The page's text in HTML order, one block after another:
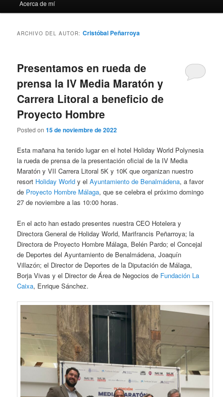
Acerca de mí
ARCHIVO DEL AUTOR:Cristóbal Peñarroya
Presentamos en rueda de
prensa la IV Media Maratón y
Carrera Litoral a beneficio de
Proyecto Hombre
Posted on15 de noviembre de 2022
Esta mañana ha tenido lugar en el hotel Holiday World Polynesia
la rueda de prensa de la presentación oficial de la IV Media
Maratón y VII Carrera Litoral 5K y 10K que organizan nuestro
resort Holiday World y elAyuntamiento de Benalmádena, a favor
de Proyecto Hombre Málaga, que se celebra el próximo domingo
27 de noviembre a las 10:00 horas.
En el acto han estado presentes nuestra CEO Hotelera y
Directora General de Holiday World, Marifrancis Peñarroya; la
Directora de Proyecto Hombre Málaga, Belén Pardo; el Concejal
de Deportes del Ayuntamiento de Benalmádena, Joaquín
Villazón; el Director de Deportes de la Diputación de Málaga,
Borja Vivas y el Director de Área de Negocios de Fundación La
Caixa, Enrique Sánchez.